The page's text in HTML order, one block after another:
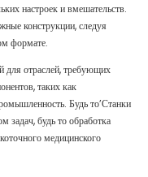
настроек и вмешательств.
конструкции, следуя
формате.
для отраслей, требующих
таких как
Будь то’Станки
будь то обработка
медицинского